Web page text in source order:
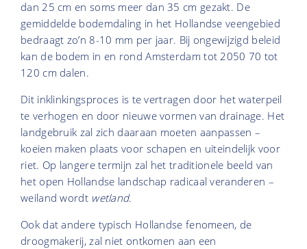
dan 25 cm en soms meer dan 35 cm gezakt. De
gemiddelde bodemdaling in het Hollandse veengebied
bedraagt zo’n 8-10 mm per jaar. Bij ongewijzigd beleid
kan de bodem in en rond Amsterdam tot 2050 70 tot
120 cm dalen.
Dit inklinkingsproces is te vertragen door het waterpeil
te verhogen en door nieuwe vormen van drainage. Het
landgebruik zal zich daaraan moeten aanpassen –
koeien maken plaats voor schapen en uiteindelijk voor
riet. Op langere termijn zal het traditionele beeld van
het open Hollandse landschap radicaal veranderen –
weiland wordt wetland.
Ook dat andere typisch Hollandse fenomeen, de
droogmakerij, zal niet ontkomen aan een